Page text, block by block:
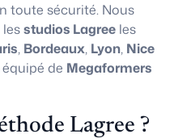
toute sécurité. Nous
studios Lagree les
, Bordeaux, Lyon, Nice
de Megaformers
Lagree ?